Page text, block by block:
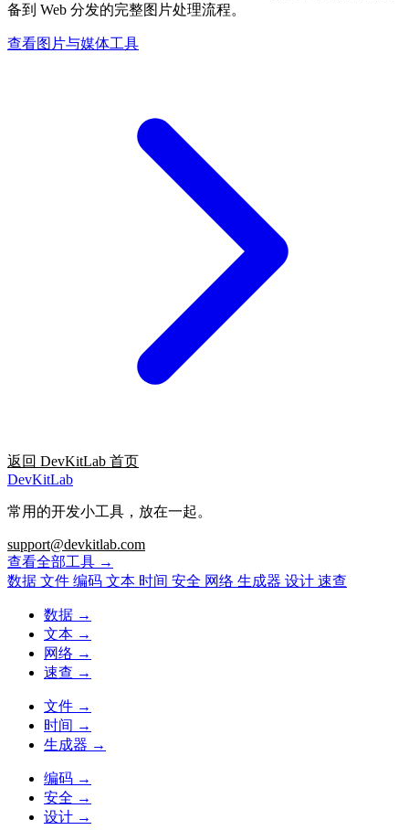
备到 Web 分发的完整图片处理流程。
查看图片与媒体工具
返回 DevKitLab 首页
DevKitLab
常用的开发小工具，放在一起。
support@devkitlab.com
查看全部工具 →
数据 文件 编码 文本 时间 安全 网络 生成器 设计 速查
数据 →
文本 →
网络 →
速查 →
文件 →
时间 →
生成器 →
编码 →
安全 →
设计 →